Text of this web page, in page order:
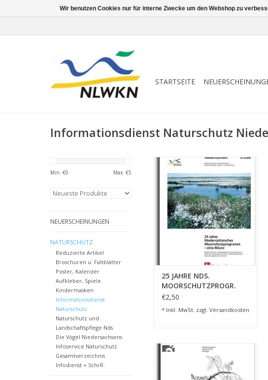
STARTSEITE
Informationsdienst Naturschutz
Min: €0 Max: €5
NEUERSCHEINUNGEN
NATURSCHUTZ
Reduzierte Artikel
Broschüren u. Faltblätter
Poster, Kalender
Aufkleber, Spiele
Kindermasken
Informationsdienst
Naturschutz
Naturschutz und
Landschaftspflege Nds.
Die Vögel Niedersachsens
Infoservice Naturschutz
Gesamtverzeichnis
Infodienst + SchrR.
25 JAHRE NDS.
MOORSCHUTZPROGR. (3/06)
ZUM WARENKORB HINZUFÜGEN
25 JAHRE NDS.
MOORSCHUTZPROGR.
(3/06)
€2,50
* Inkl. MwSt. zzgl. Versandkosten
WILDKATZE IN NIEDERSACHSEN I
(6/04)
ZUM WARENKORB HINZUFÜGEN
Wir benutzen Cookies nur für interne Zwecke um den Webshop zu